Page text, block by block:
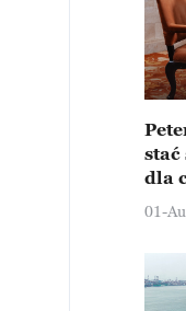
stać
dla
01-